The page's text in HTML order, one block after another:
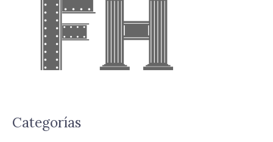
Categorías